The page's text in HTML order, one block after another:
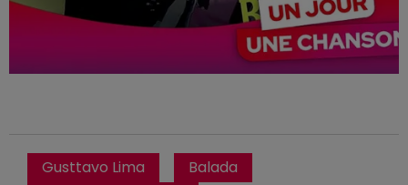
Gusttavo Lima
Balada